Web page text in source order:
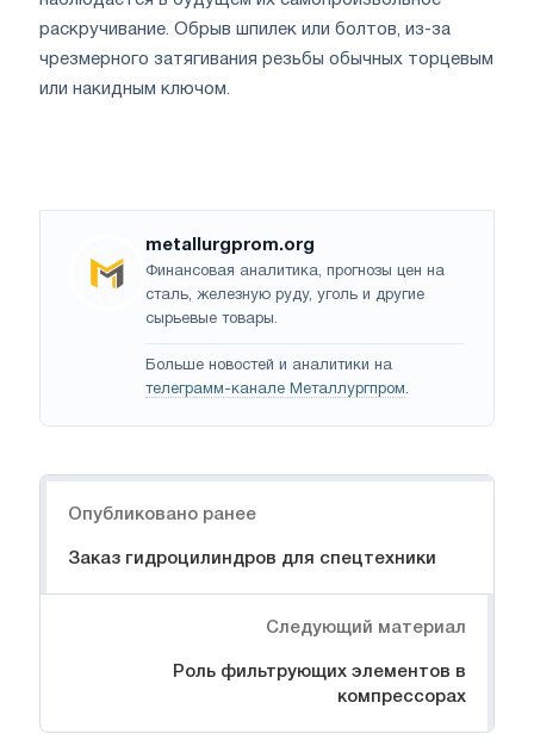
раскручивание. Обрыв шпилек или болтов, из-за
чрезмерного затягивания резьбы обычных торцевым
или накидным ключом.
metallurgprom.org
Финансовая аналитика, прогнозы цен на
сталь, железную руду, уголь и другие
сырьевые товары.
Больше новостей и аналитики на
телеграмм-канале Металлургпром.
Опубликовано ранее
Заказ гидроцилиндров для спецтехники
Следующий материал
Роль фильтрующих элементов в
компрессорах